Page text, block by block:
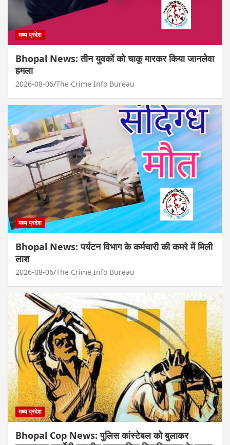
मध्य प्रदेश
Bhopal News: तीन युवकों को चाकू मारकर किया जानलेवा
हमला
2026-08-06 The Crime Info Bureau
मध्य प्रदेश
Bhopal News: पर्यटन विभाग के कर्मचारी की कमरे में मिली
लाश
2026-08-06 The Crime Info Bureau
मध्य प्रदेश
Bhopal Cop News: पुलिस कांस्टेबल को बुलाकर